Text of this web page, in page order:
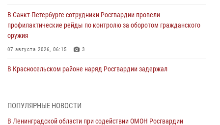
В Санкт-Петербурге сотрудники Росгвардии провели
профилактические рейды по контролю за оборотом гражданского
оружия
07 августа 2026, 06:15 3
В Красносельском районе наряд Росгвардии задержал
06 августа 2026, 13:39 1
В Центральном районе росгвардейцы оперативно задержали
ПОПУЛЯРНЫЕ НОВОСТИ
В Ленинградской области при содействии ОМОН Росгвардии